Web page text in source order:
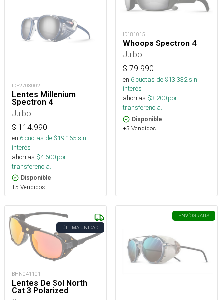
IDE2708002
Lentes Millenium
Spectron 4
Julbo
$ 114.990
en 6cuotas de $19.165sin
interés
ahorras $4.600 por
transferencia.
Disponible
+5 Vendidos
ID181015
Whoops Spectron 4
Julbo
$ 79.990
en 6cuotas de $13.332sin
interés
ahorras $3.200 por
transferencia.
Disponible
+5 Vendidos
ÚLTIMA UNIDAD
BHN041101
Lentes De Sol North
Cat 3 Polarized
ENVÍOGRATIS